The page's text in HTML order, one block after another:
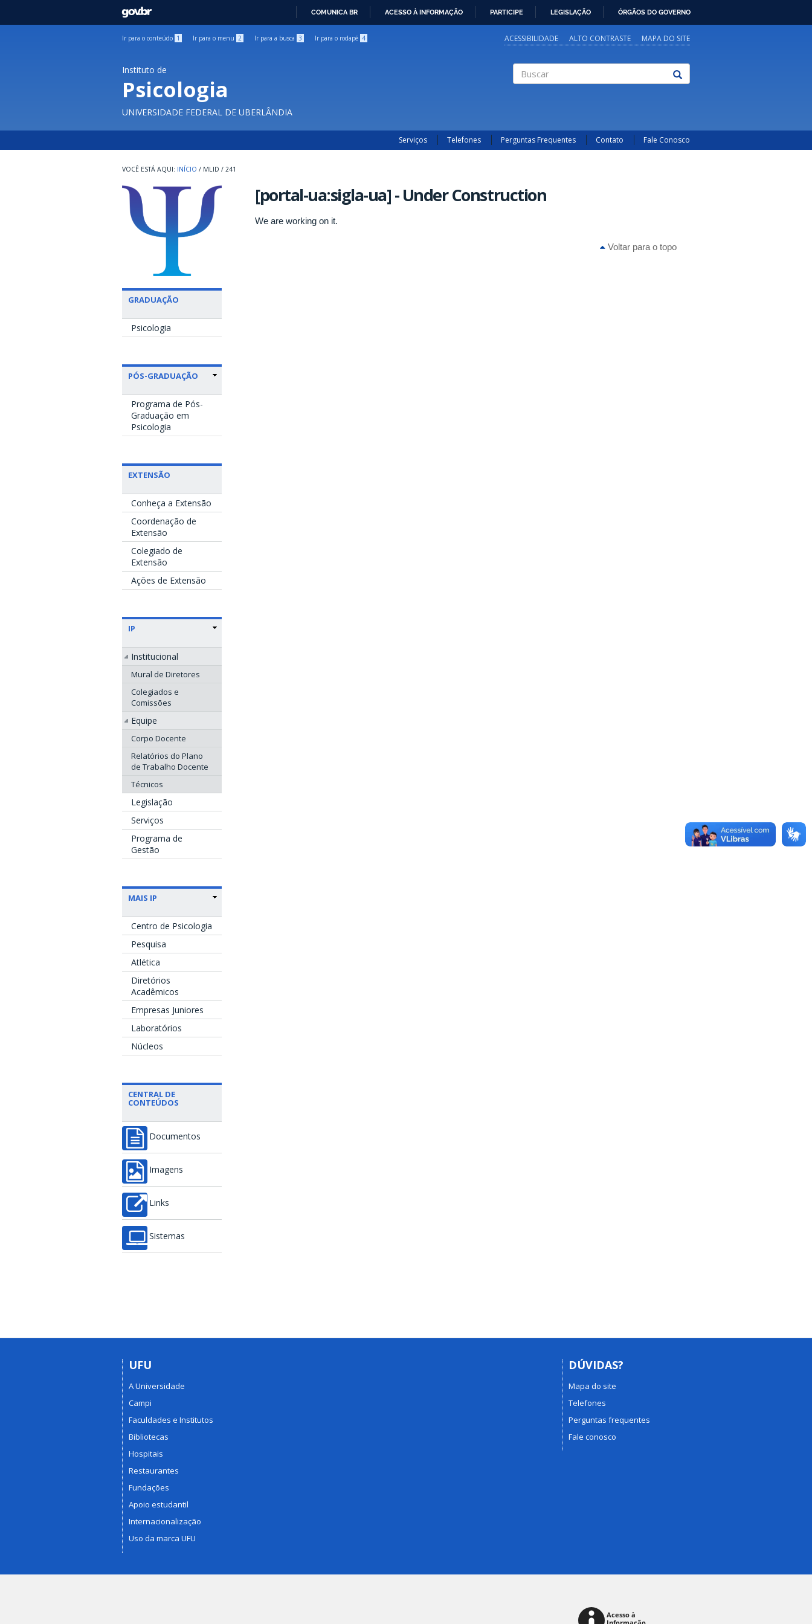
GOVBR
COMUNICA BR ACESSO À INFORMAÇÃO PARTICIPE LEGISLAÇÃO ÓRGÃOS DO GOVERNO
Ir para o conteúdo 1 Ir para o menu 2 Ir para a busca 3 Ir para o rodapé 4 ACESSIBILIDADE ALTO CONTRASTE MAPA DO SITE
Instituto de
Psicologia
UNIVERSIDADE FEDERAL DE UBERLÂNDIA
Serviços Telefones Perguntas Frequentes Contato Fale Conosco
INÍCIO / MLID / 241
GRADUAÇÃO
Psicologia
PÓS-GRADUAÇÃO
Programa de Pós-
Graduação em
Psicologia
EXTENSÃO
Conheça a Extensão
Coordenação de
Extensão
Colegiado de
Extensão
Ações de Extensão
IP
Institucional
Mural de Diretores
Colegiados e
Comissões
Equipe
Corpo Docente
Relatórios do Plano
de Trabalho Docente
Técnicos
Legislação
Serviços
Programa de
Gestão
MAIS IP
Centro de Psicologia
Pesquisa
Atlética
Diretórios
Acadêmicos
Empresas Juniores
Laboratórios
Núcleos
CENTRAL DE
CONTEÚDOS
Documentos
Imagens
Links
Sistemas
[portal-ua:sigla-ua] - Under Construction
We are working on it.
Voltar para o topo
UFU
A Universidade
Campi
Faculdades e Institutos
Bibliotecas
Hospitais
Restaurantes
Fundações
Apoio estudantil
Internacionalização
Uso da marca UFU
DÚVIDAS?
Mapa do site
Telefones
Perguntas frequentes
Fale conosco